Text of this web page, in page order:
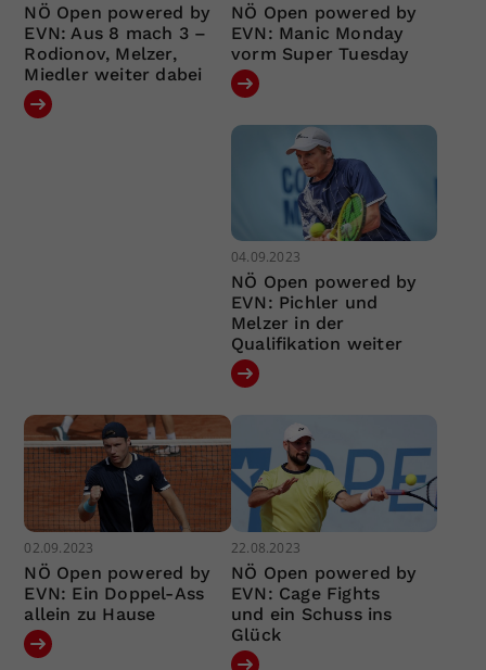
NÖ Open powered by
EVN: Aus 8 mach 3 –
Rodionov, Melzer,
Miedler weiter dabei
NÖ Open powered by
EVN: Manic Monday
vorm Super Tuesday
04.09.2023
NÖ Open powered by
EVN: Pichler und
Melzer in der
Qualifikation weiter
02.09.2023
NÖ Open powered by
EVN: Ein Doppel-Ass
allein zu Hause
22.08.2023
NÖ Open powered by
EVN: Cage Fights
und ein Schuss ins
Glück